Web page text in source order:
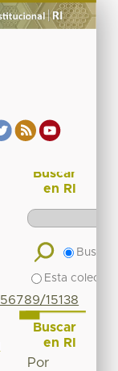
15138
Buscar
en RI
Buscar
Esta
Buscar
en RI
Por